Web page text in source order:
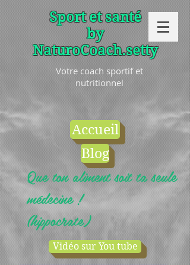
Sport et santé
by
NaturoCoach.setty
Votre coach sportif et
nutritionnel
Accueil
Blog
Que ton aliment soit ta seule
médecine !
(hippocrate)
Vidéo sur You tube